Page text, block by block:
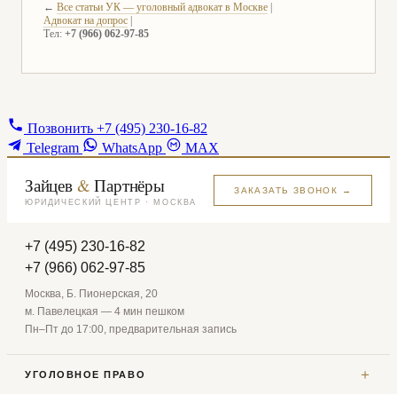
← Все статьи УК — уголовный адвокат в Москве
Адвокат на допрос
Тел: +7 (966) 062-97-85
Позвонить +7 (495) 230-16-82
Telegram
WhatsApp MAX
Зайцев & Партнёры
ЮРИДИЧЕСКИЙ ЦЕНТР · МОСКВА
ЗАКАЗАТЬ ЗВОНОК →
+7 (495) 230-16-82
+7 (966) 062-97-85
Москва, Б. Пионерская, 20
м. Павелецкая — 4 мин пешком
Пн–Пт до 17:00, предварительная запись
УГОЛОВНОЕ ПРАВО ＋